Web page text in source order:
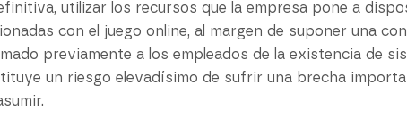
utilizar los recursos que la empresa pone a
con el juego online, al margen de suponer una
previamente a los empleados de la existencia de
un riesgo elevadísimo de sufrir una brecha